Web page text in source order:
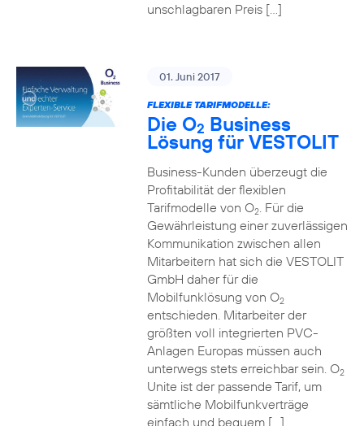
unschlagbaren Preis […]
01. Juni 2017
FLEXIBLE TARIFMODELLE:
Die O2 Business
Lösung für VESTOLIT
Business-Kunden überzeugt die
Profitabilität der flexiblen
Tarifmodelle von O2. Für die
Gewährleistung einer zuverlässigen
Kommunikation zwischen allen
Mitarbeitern hat sich die VESTOLIT
GmbH daher für die
Mobilfunklösung von O2
entschieden. Mitarbeiter der
größten voll integrierten PVC-
Anlagen Europas müssen auch
unterwegs stets erreichbar sein. O2
Unite ist der passende Tarif, um
sämtliche Mobilfunkverträge
einfach und bequem […]